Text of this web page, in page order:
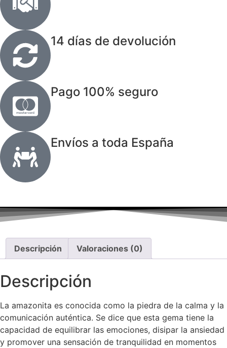
14 días de devolución
Pago 100% seguro
Envíos a toda España
Descripción Valoraciones (0)
Descripción
La amazonita es conocida como la piedra de la calma y la
comunicación auténtica. Se dice que esta gema tiene la
capacidad de equilibrar las emociones, disipar la ansiedad
y promover una sensación de tranquilidad en momentos